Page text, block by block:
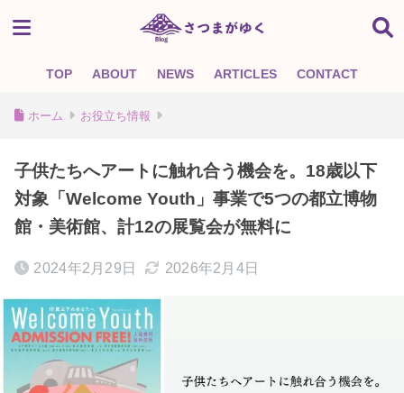
TOP ABOUT NEWS ARTICLES CONTACT
ホーム お役立ち情報
子供たちへアートに触れ合う機会を。18歳以下
対象「Welcome Youth」事業で5つの都立博物
館・美術館、計12の展覧会が無料に
2024年2月29日 2026年2月4日